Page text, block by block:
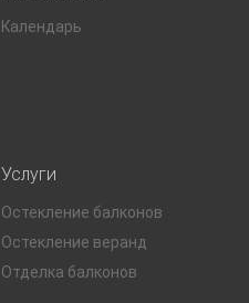
Календарь
Услуги
Остекление балконов
Остекление веранд
Отделка балконов